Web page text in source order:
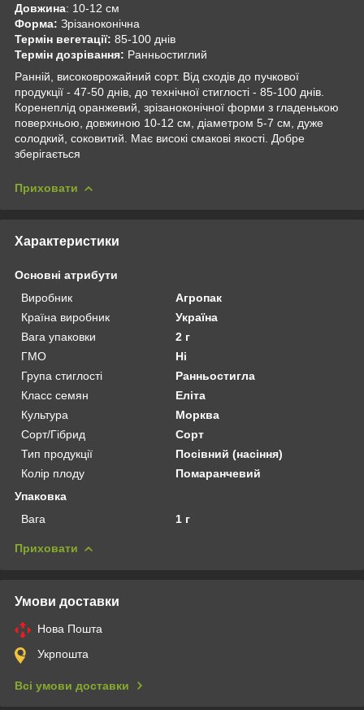
Довжина: 10-12 см
Форма: Зрізаноконічна
Термін вегетації: 85-100 днів
Термін дозрівання: Ранньостиглий
Ранній, високоврожайний сорт. Від сходів до пучкової
продукції - 47-50 днів, до технічної стиглості - 85-100 днів.
Коренеплід оранжевий, зрізаноконічної форми з гладенькою
поверхньою, довжиною 10-12 см, діаметром 5-7 см, дуже
солодкий, соковитий. Має високі смакові якості. Добре
зберігається
Приховати
Характеристики
Основні атрибути
Виробник
Агропак
Країна виробник
Україна
Вага упаковки
2 г
ГМО
Ні
Група стиглості
Ранньостигла
Класс семян
Еліта
Культура
Морква
Сорт/Гібрид
Сорт
Тип продукції
Посівний (насіння)
Колір плоду
Помаранчевий
Упаковка
Вага
1 г
Приховати
Умови доставки
Нова Пошта
Укрпошта
Всі умови доставки